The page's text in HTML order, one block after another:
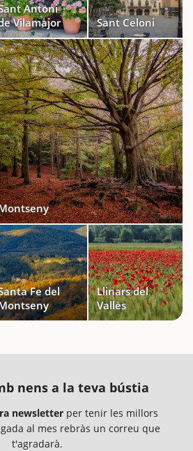
Antoni
Vilamajor
Sant Celoni
Fe del
Llinars del
Vallès
nens a la teva bústia
newsletter per tenir les millors
al mes rebràs un correu que
t'agradarà.